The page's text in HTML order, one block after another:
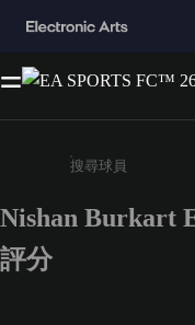
請輸入至少
Nishan Burkart
評分